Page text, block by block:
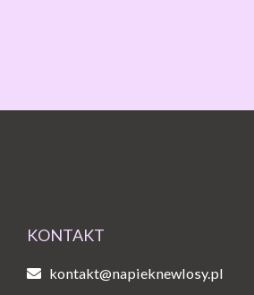
KONTAKT
kontakt@napieknewlosy.pl